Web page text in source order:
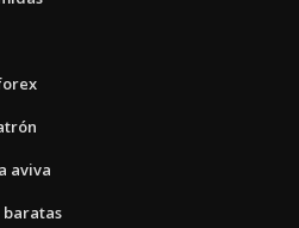
aviva
baratas